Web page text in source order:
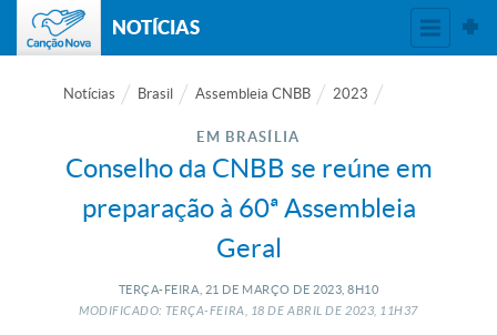
NOTÍCIAS
Notícias Brasil Assembleia CNBB 2023
EM BRASÍLIA
Conselho da CNBB se reúne em
preparação à 60ª Assembleia
Geral
TERÇA-FEIRA, 21 DE MARÇO DE 2023, 8H10
MODIFICADO: TERÇA-FEIRA, 18 DEABRIL DE 2023, 11H37